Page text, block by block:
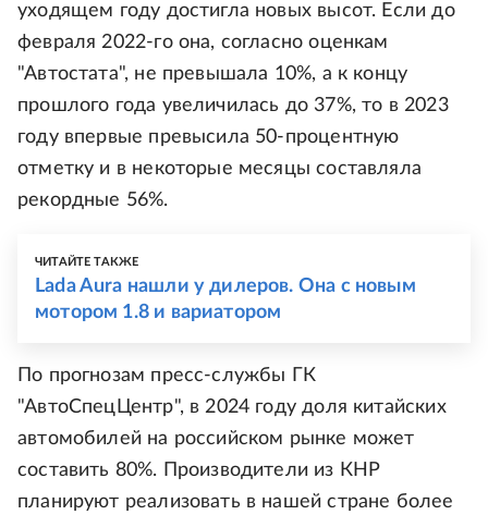
уходящем году достигла новых высот. Если до
февраля 2022-го она, согласно оценкам
"Автостата", не превышала 10%, а к концу
прошлого года увеличилась до 37%, то в 2023
году впервые превысила 50-процентную
отметку и в некоторые месяцы составляла
рекордные 56%.
ЧИТАЙТЕ ТАКЖЕ
Lada Aura нашли у дилеров. Она с новым
мотором 1.8 и вариатором
По прогнозам пресс-службы ГК
"АвтоСпецЦентр", в 2024 году доля китайских
автомобилей на российском рынке может
составить 80%. Производители из КНР
планируют реализовать в нашей стране более